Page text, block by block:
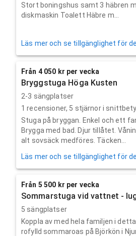
Stort boningshus samt 3 häbren
diskmaskin Toalett Häbre m...
Läs mer och se tillgänglighet för
Från 4 050 kr per vecka
Bryggstuga Höga Kusten
2-3 sängplatser
1 recensioner, 5 stjärnor i
Stuga på bryggan. Enkel och ett
Brygga med bad. Djur tillåtet.
alt sovsäck medföres. Täcken...
Läs mer och se tillgänglighet för
Från 5 500 kr per vecka
Sommarstuga vid vattnet -
5 sängplatser
Koppla av med hela familjen i
rofylld sommaroas på Björkön i